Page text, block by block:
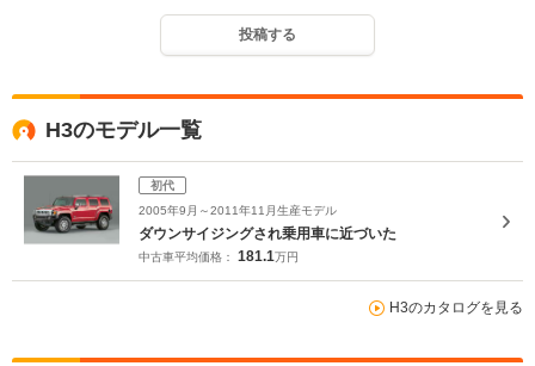
投稿する
H3のモデル一覧
初代
2005年9月～2011年11月生産モデル
ダウンサイジングされ乗用車に近づいた
中古車平均価格： 181.1万円
H3のカタログを見る